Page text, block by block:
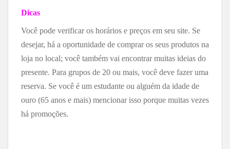
Dicas
Você pode verificar os horários e preços em seu site. Se
desejar, há a oportunidade de comprar os seus produtos na
loja no local; você também vai encontrar muitas ideias do
presente. Para grupos de 20 ou mais, você deve fazer uma
reserva. Se você é um estudante ou alguém da idade de
ouro (65 anos e mais) mencionar isso porque muitas vezes
há promoções.